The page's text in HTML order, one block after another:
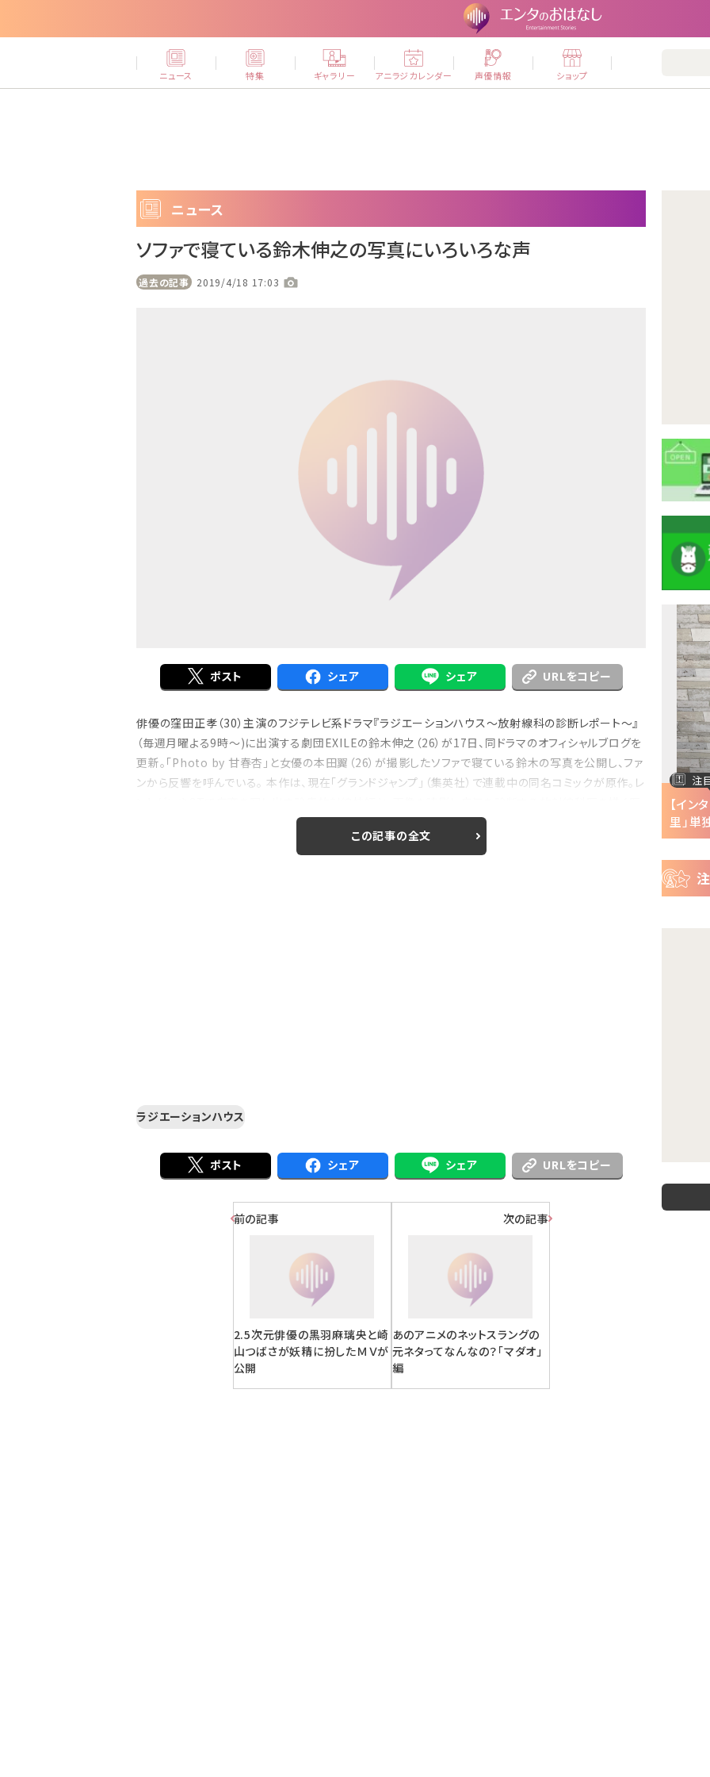
ニュース 特集 ギャラリー アニラジカレンダー 声優情報 ショップ
ニュース
ソファで寝ている鈴木伸之の写真にいろいろな声
過去の記事 2019/4/18 17:03
ポスト シェア シェア URLをコピー
俳優の窪田正孝（30）主演のフジテレビ系ドラマ『ラジエーションハウス～放射線科の診断レポート～』
（毎週月曜よる9時～)に出演する劇団EXILEの鈴木伸之（26）が17日、同ドラマのオフィシャルブログを
更新。「Photo by 甘春杏」と女優の本田翼（26）が撮影したソファで寝ている鈴木の写真を公開し、ファ
ンから反響を呼んでいる。 本作は、現在「グランドジャンプ」（集英社）で連載中の同名コミックが原作。レ
この記事の全文
ラジエーションハウス
ポスト シェア シェア URLをコピー
前の記事
2.5次元俳優の黒羽麻璃央と崎
山つばさが妖精に扮したＭＶが
公開
次の記事
あのアニメのネットスラングの
元ネタってなんなの？「マダオ」
編
注
目
ニ
ー
ス
注目の特集 注目の特集
声優・ファイルーズ...
注
【イン
里」単